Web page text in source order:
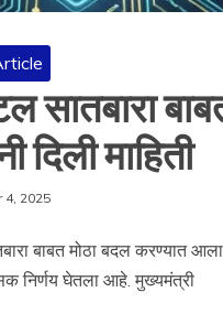
सातबारा
दिली माहिती
4, 2025
बाबत मोठा बदल करण्यात
निर्णय घेतला आहे. मुख्यमंत्री